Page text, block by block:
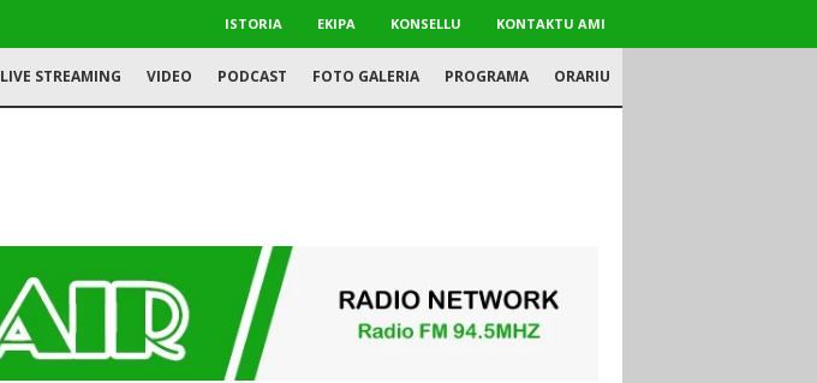
ISTORIA EKIPA KONSELLU KONTAKTU AMI
LIVE STREAMING VIDEO PODCAST FOTO GALERIA PROGRAMA ORARIU